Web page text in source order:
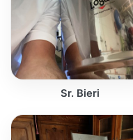
Sr. Bieri